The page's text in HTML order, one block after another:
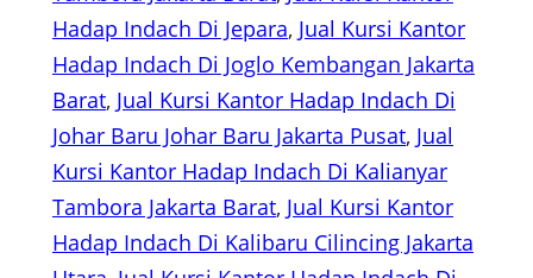
Hadap Indach Di Jepara, Jual Kursi Kantor
Hadap Indach Di Joglo Kembangan Jakarta
Barat, Jual Kursi Kantor Hadap Indach Di
Johar Baru Johar Baru Jakarta Pusat, Jual
Kursi Kantor Hadap Indach Di Kalianyar
Tambora Jakarta Barat, Jual Kursi Kantor
Hadap Indach Di Kalibaru Cilincing Jakarta